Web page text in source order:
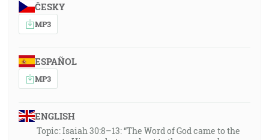
ČESKY
MP3
ESPAÑOL
MP3
ENGLISH
Topic: Isaiah 30:8–13: “The Word of God came to the